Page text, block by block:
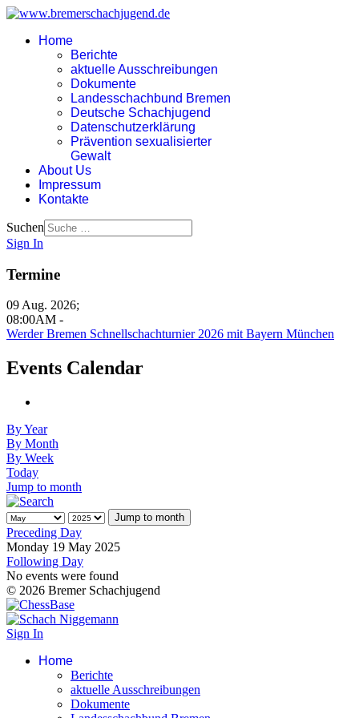
Home
Berichte
aktuelle Ausschreibungen
Dokumente
Landesschachbund Bremen
Deutsche Schachjugend
Datenschutzerklärung
Prävention sexualisierter
Gewalt
About Us
Impressum
Kontakte
Suchen
Sign In
Termine
09 Aug. 2026;
08:00AM -
Werder Bremen Schnellschachturnier 2026 mit Bayern München
Events Calendar
By Year
By Month
By Week
Today
Jump to month
Jump to month
Preceding Day
Monday 19 May 2025
Following Day
No events were found
© 2026 Bremer Schachjugend
Sign In
Home
Berichte
aktuelle Ausschreibungen
Dokumente